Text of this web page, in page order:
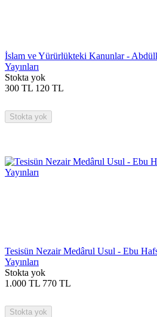
İslam ve Yürürlükteki Kanunlar -
Yayınları
Stokta yok
300 TL 120 TL
Stokta yok
Tesisün Nezair Medârul Usul - Ebu
Yayınları
Stokta yok
1.000 TL 770 TL
Stokta yok